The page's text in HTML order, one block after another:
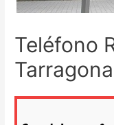
Teléfono